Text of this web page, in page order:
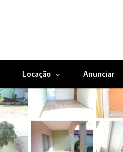
Locação Anunciar